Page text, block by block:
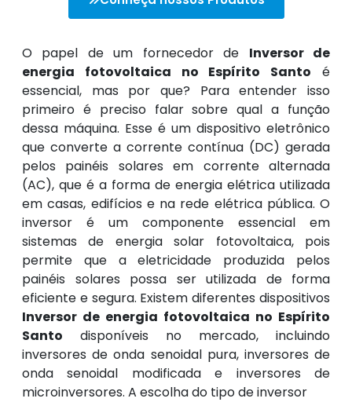
O papel de um fornecedor de Inversor de
energia fotovoltaica no Espírito Santo é
essencial, mas por que? Para entender isso
primeiro é preciso falar sobre qual a função
dessa máquina. Esse é um dispositivo eletrônico
que converte a corrente contínua (DC) gerada
pelos painéis solares em corrente alternada
(AC), que é a forma de energia elétrica utilizada
em casas, edifícios e na rede elétrica pública. O
inversor é um componente essencial em
sistemas de energia solar fotovoltaica, pois
permite que a eletricidade produzida pelos
painéis solares possa ser utilizada de forma
eficiente e segura. Existem diferentes dispositivos
Inversor de energia fotovoltaica no Espírito
Santo disponíveis no mercado, incluindo
inversores de onda senoidal pura, inversores de
onda senoidal modificada e inversores de
microinversores. A escolha do tipo de inversor